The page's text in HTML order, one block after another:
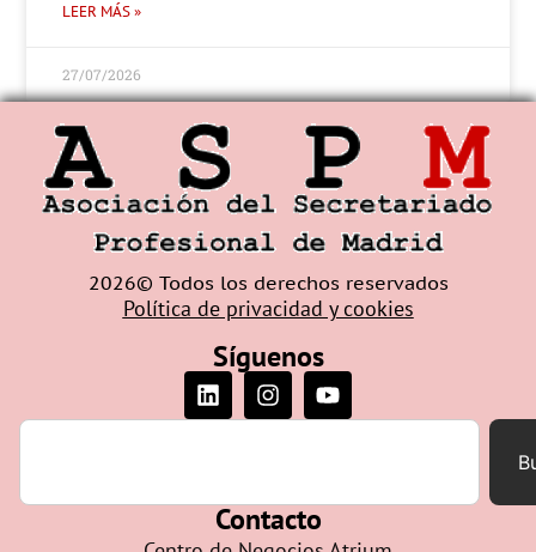
LEER MÁS »
27/07/2026
2026© Todos los derechos reservados
Política de privacidad y cookies
Síguenos
Contacto